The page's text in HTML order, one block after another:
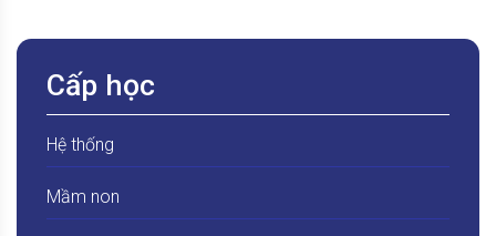
Cấp học
Hệ thống
Mầm non